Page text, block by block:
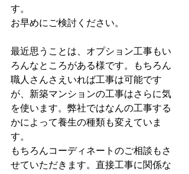
す。
お早めにご検討ください。
最近思うことは、オプション工事もい
ろんなところがある様です。もちろん
職人さんさえいれば工事は可能です
が、新築マンションの工事はさらに気
を使います。弊社ではなんの工事する
かによって養生の種類も変えていま
す。
もちろんコーディネートのご相談もさ
せていただきます。直接工事に関係な